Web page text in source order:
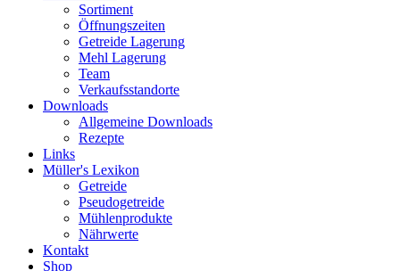
Sortiment
Öffnungszeiten
Getreide Lagerung
Mehl Lagerung
Team
Verkaufsstandorte
Downloads
Allgemeine Downloads
Rezepte
Links
Müller's Lexikon
Getreide
Pseudogetreide
Mühlenprodukte
Nährwerte
Kontakt
Shop